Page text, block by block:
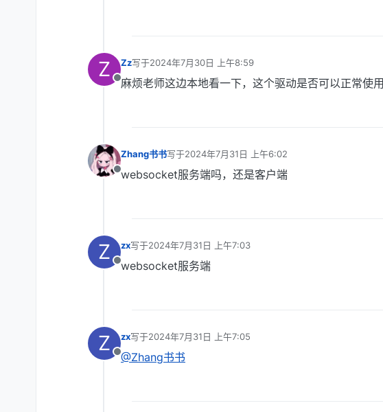
Z
离线
Zz写于2024年7月30日 上午8:59
最后由 编辑
麻烦老师这边本地看一下，这个驱动是否可以正常使用
离线
Zhang书书写于2024年7月31日 上午6:02
最后由 编辑
websocket服务端吗，还是客户端
Z
离线
zx写于2024年7月31日 上午7:03
最后由 编辑
websocket服务端
Z
离线
zx写于2024年7月31日 上午7:05
最后由 编辑
@Zhang书书